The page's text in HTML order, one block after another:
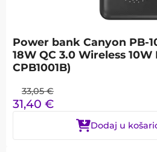
Power bank Canyon PB-
18W QC 3.0 Wireless 10W
CPB1001B)
33,05 €
31,40 €
Dodaj u